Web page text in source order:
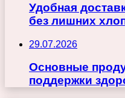
Удобная
без лишних
29.07.2026
Основные
поддержки